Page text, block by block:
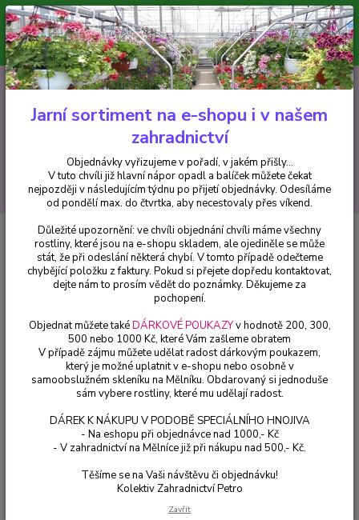
Minimální hodnota pro odeslání z e-shopu je 300 Kč.
V tuto chvíli již hlavní nápor objednávek opadl a balíček můžete čekat
nejpozději v následujícím týdnu po přijetí objednávky. Objednávky
vyřizujeme v pořadí, v jakém přišly...
CZK
Hledat
+420 602 223 614 0ks
za0 Kč
Bylinky a léčivky Belamcanda Chinensis (Angínovník čínsky) - 167
Belamcanda Chinensis
(Angínovník čínsky) - 167
Jarní sortiment na e-shopu i v našem
zahradnictví
Objednávky vyřizujeme v pořadí, v jakém přišly...
V tuto chvíli již hlavní nápor opadl a balíček můžete čekat
nejpozději v následujícím týdnu po přijetí objednávky. Odesíláme
od pondělí max. do čtvrtka, aby necestovaly přes víkend.
Důležité upozornění: ve chvíli objednání chvíli máme všechny
rostliny, které jsou na e-shopu skladem, ale ojediněle se může
stát, že při odeslání některá chybí. V tomto případě odečteme
chybějící položku z faktury. Pokud si přejete dopředu kontaktovat,
dejte nám to prosím vědět do poznámky. Děkujeme za
pochopení.
Objednat můžete takéDÁRKOVÉ POUKAZYv hodnotě 200, 300,
500 nebo 1000 Kč, které Vám zašleme obratem
V případě zájmu můžete udělat radost dárkovým poukazem,
který je možné uplatnit v e-shopu nebo osobně v
samoobslužném skleníku na Mělníku. Obdarovaný si jednoduše
sám vybere rostliny, které mu udělají radost.
DÁREK K NÁKUPU V PODOBĚ SPECIÁLNÍHO HNOJIVA
- Na eshopu při objednávce nad 1000,- Kč
- V zahradnictví na Mělníce již při nákupu nad 500,- Kč.
Těšíme se na Vaši návštěvu či objednávku!
Kolektiv Zahradnictví Petro
Zavřít